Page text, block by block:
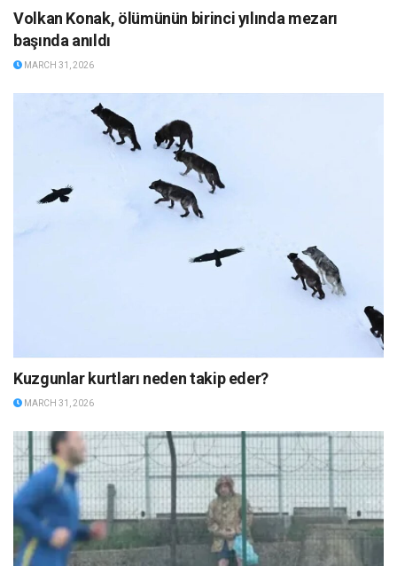
Volkan Konak, ölümünün birinci yılında mezarı
başında anıldı
MARCH 31, 2026
Kuzgunlar kurtları neden takip eder?
MARCH 31, 2026